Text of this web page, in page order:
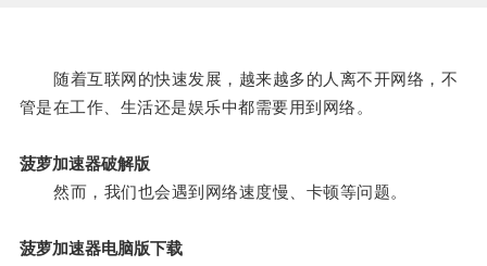
随着互联网的快速发展，越来越多的人离不开网络，不
管是在工作、生活还是娱乐中都需要用到网络。
菠萝加速器破解版
然而，我们也会遇到网络速度慢、卡顿等问题。
菠萝加速器电脑版下载